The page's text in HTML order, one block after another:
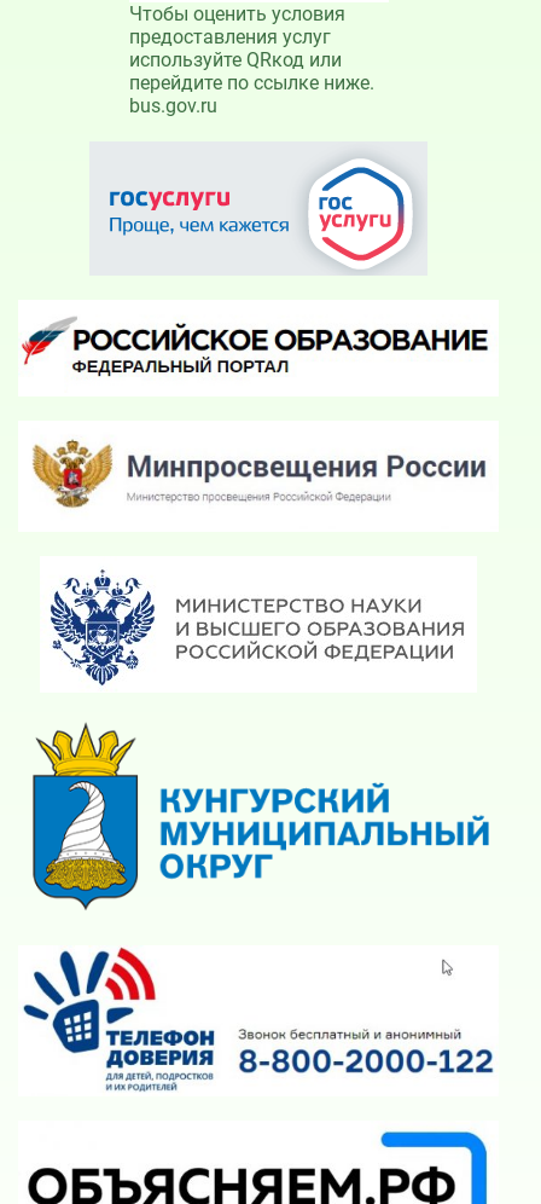
Чтобы оценить условия
предоставления услуг
используйте QRкод или
перейдите по ссылке ниже.
bus.gov.ru